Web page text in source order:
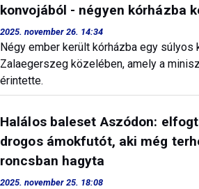
konvojából - négyen kórházba
2025. november 26. 14:34
Négy ember került kórházba egy súlyos
Zalaegerszeg közelében, amely a
érintette.
Halálos baleset Aszódon:
drogos ámokfutót, aki még
roncsban hagyta
2025. november 25. 18:08